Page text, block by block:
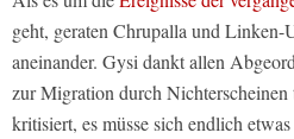
geht, geraten Chrupalla und Linken-
aneinander. Gysi dankt allen
zur Migration durch Nichterscheinen
kritisiert, es müsse sich endlich